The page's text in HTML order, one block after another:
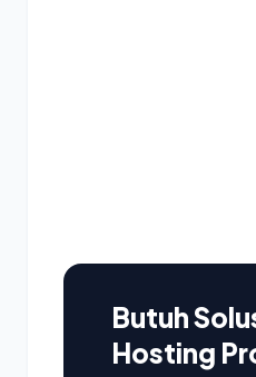
Butuh
Hosting